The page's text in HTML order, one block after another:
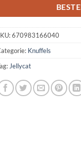
670983166040
Knuffels
Jellycat